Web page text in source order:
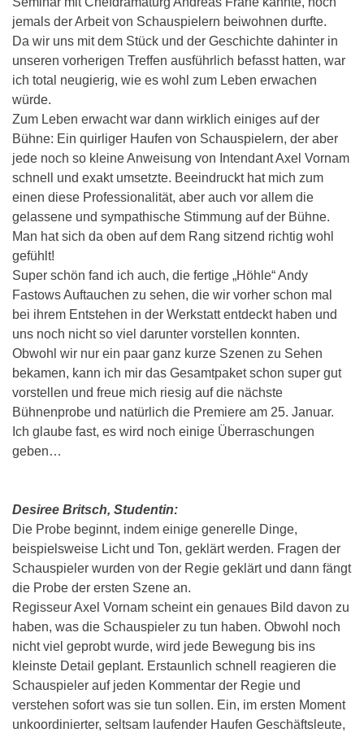
jemals der Arbeit von Schauspielern beiwohnen durfte.
Da wir uns mit dem Stück und der Geschichte dahinter in
unseren vorherigen Treffen ausführlich befasst hatten, war
ich total neugierig, wie es wohl zum Leben erwachen
würde.
Zum Leben erwacht war dann wirklich einiges auf der
Bühne: Ein quirliger Haufen von Schauspielern, der aber
jede noch so kleine Anweisung von Intendant Axel Vornam
schnell und exakt umsetzte. Beeindruckt hat mich zum
einen diese Professionalität, aber auch vor allem die
gelassene und sympathische Stimmung auf der Bühne.
Man hat sich da oben auf dem Rang sitzend richtig wohl
gefühlt!
Super schön fand ich auch, die fertige „Höhle“ Andy
Fastows Auftauchen zu sehen, die wir vorher schon mal
bei ihrem Entstehen in der Werkstatt entdeckt haben und
uns noch nicht so viel darunter vorstellen konnten.
Obwohl wir nur ein paar ganz kurze Szenen zu Sehen
bekamen, kann ich mir das Gesamtpaket schon super gut
vorstellen und freue mich riesig auf die nächste
Bühnenprobe und natürlich die Premiere am 25. Januar.
Ich glaube fast, es wird noch einige Überraschungen
geben…
Desiree Britsch, Studentin:
Die Probe beginnt, indem einige generelle Dinge,
beispielsweise Licht und Ton, geklärt werden. Fragen der
Schauspieler wurden von der Regie geklärt und dann fängt
die Probe der ersten Szene an.
Regisseur Axel Vornam scheint ein genaues Bild davon zu
haben, was die Schauspieler zu tun haben. Obwohl noch
nicht viel geprobt wurde, wird jede Bewegung bis ins
kleinste Detail geplant. Erstaunlich schnell reagieren die
Schauspieler auf jeden Kommentar der Regie und
verstehen sofort was sie tun sollen. Ein, im ersten Moment
unkoordinierter, seltsam laufender Haufen Geschäftsleute,